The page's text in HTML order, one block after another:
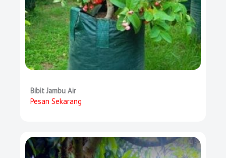
Bibit Jambu Air
Pesan Sekarang